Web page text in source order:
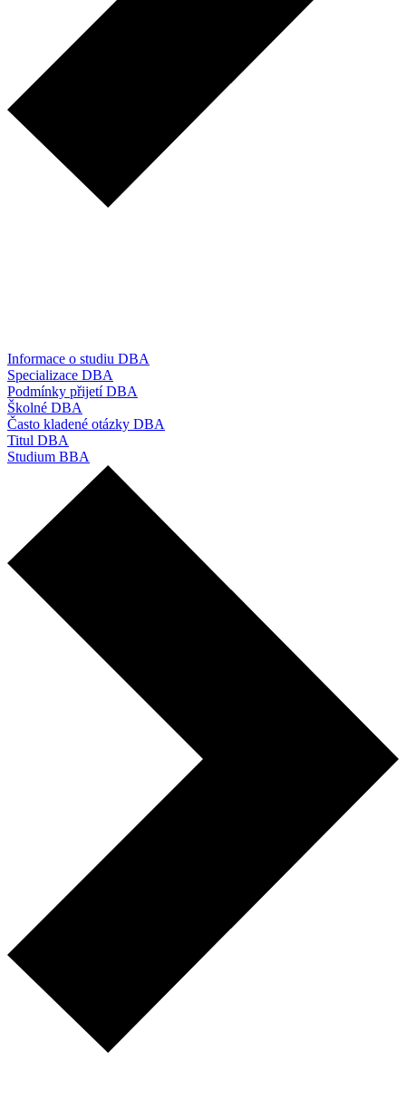
Informace o studiu DBA
Specializace DBA
Podmínky přijetí DBA
Školné DBA
Často kladené otázky DBA
Titul DBA
Studium BBA